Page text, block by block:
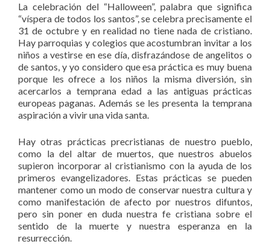
La celebración del “Halloween”, palabra que significa
“víspera de todos los santos”, se celebra precisamente el
31 de octubre y en realidad no tiene nada de cristiano.
Hay parroquias y colegios que acostumbran invitar a los
niños a vestirse en ese día, disfrazándose de angelitos o
de santos, y yo considero que esa práctica es muy buena
porque les ofrece a los niños la misma diversión, sin
acercarlos a temprana edad a las antiguas prácticas
europeas paganas. Además se les presenta la temprana
aspiración a vivir una vida santa.
Hay otras prácticas precristianas de nuestro pueblo,
como la del altar de muertos, que nuestros abuelos
supieron incorporar al cristianismo con la ayuda de los
primeros evangelizadores. Estas prácticas se pueden
mantener como un modo de conservar nuestra cultura y
como manifestación de afecto por nuestros difuntos,
pero sin poner en duda nuestra fe cristiana sobre el
sentido de la muerte y nuestra esperanza en la
resurrección.